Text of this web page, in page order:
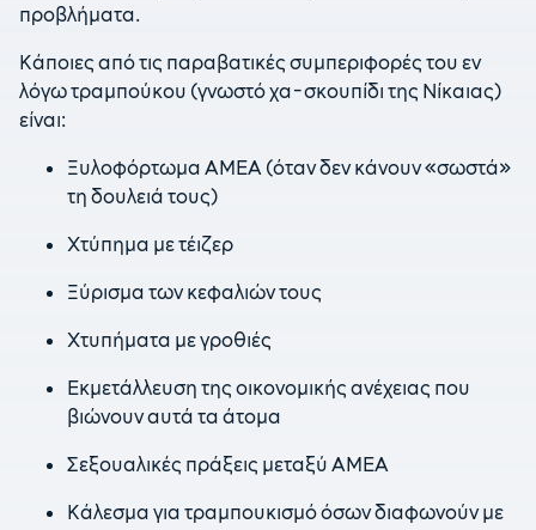
προβλήματα.
Κάποιες από τις παραβατικές συμπεριφορές του εν
λόγω τραμπούκου (γνωστό χα-σκουπίδι της Νίκαιας)
είναι:
Ξυλοφόρτωμα ΑΜΕΑ (όταν δεν κάνουν «σωστά»
τη δουλειά τους)
Χτύπημα με τέιζερ
Ξύρισμα των κεφαλιών τους
Χτυπήματα με γροθιές
Εκμετάλλευση της οικονομικής ανέχειας που
βιώνουν αυτά τα άτομα
Σεξουαλικές πράξεις μεταξύ ΑΜΕΑ
Κάλεσμα για τραμπουκισμό όσων διαφωνούν με